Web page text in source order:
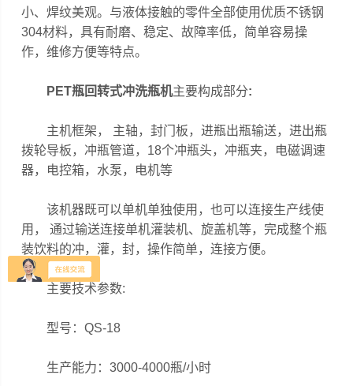
小、焊纹美观。与液体接触的零件全部使用优质不锈钢
304材料，具有耐磨、稳定、故障率低，简单容易操
作，维修方便等特点。
PET瓶回转式冲洗瓶机主要构成部分:
主机框架， 主轴，封门板，进瓶出瓶输送，进出瓶
拨轮导板，冲瓶管道，18个冲瓶头，冲瓶夹，电磁调速
器，电控箱，水泵，电机等
该机器既可以单机单独使用，也可以连接生产线使
用， 通过输送连接单机灌装机、旋盖机等，完成整个瓶
装饮料的冲，灌，封，操作简单，连接方便。
主要技术参数:
型号：QS-18
生产能力：3000-4000瓶/小时